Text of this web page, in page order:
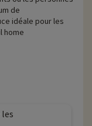
de
idéale pour les
home